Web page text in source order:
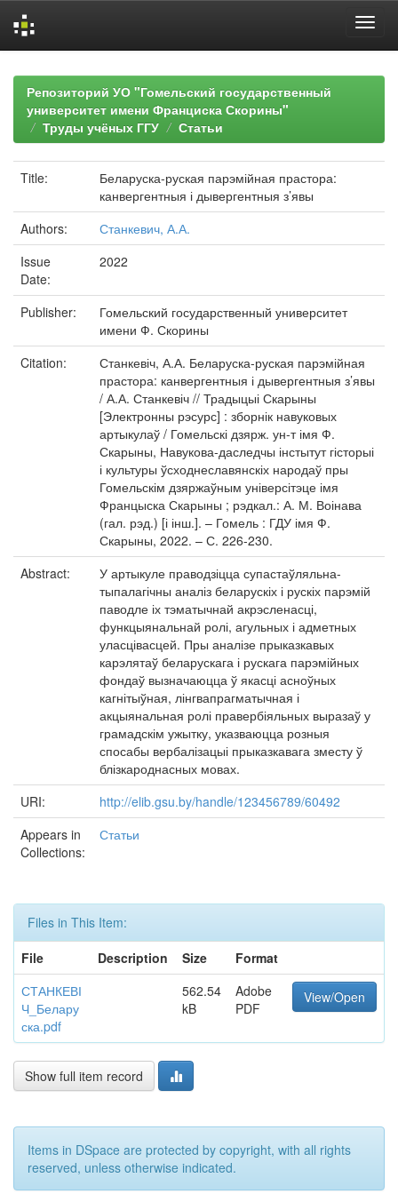
navigationРепозиторий УО "Гомельский государственный
университет имени Франциска Скорины"
Труды учёных ГГУ
Статьи
Title:
Беларуска-руская парэмійная прастора:
канвергентныя і дывергентныя з’явы
Authors:
Станкевич, А.А.
Issue
Date:
2022
Publisher:
Гомельский государственный университет
имени Ф. Скорины
Citation:
Станкевіч, А.А. Беларуска-руская парэмійная
прастора: канвергентныя і дывергентныя з’явы
/ А.А. Станкевіч // Традыцыі Скарыны
[Электронны рэсурс] : зборнік навуковых
артыкулаў / Гомельскі дзярж. ун-т імя Ф.
Скарыны, Навукова-даследчы інстытут гісторыі
і культуры ўсходнеславянскіх народаў пры
Гомельскім дзяржаўным універсітэце імя
Францыска Скарыны ; рэдкал.: А. М. Воінава
(гал. рэд.) [і інш.]. – Гомель : ГДУ імя Ф.
Скарыны, 2022. – С. 226-230.
Abstract:
У артыкуле праводзіцца супастаўляльна-
тыпалагічны аналіз беларускіх і рускіх парэмій
паводле іх тэматычнай акрэсленасці,
функцыянальнай ролі, агульных і адметных
уласцівасцей. Пры аналізе прыказкавых
карэлятаў беларускага і рускага парэмійных
фондаў вызначаюцца ў якасці асноўных
кагнітыўная, лінгвапрагматычная і
акцыянальная ролі правербіяльных выразаў у
грамадскім ужытку, указваюцца розныя
спосабы вербалізацыі прыказкавага зместу ў
блізкароднасных мовах.
URI:
http://elib.gsu.by/handle/123456789/60492
Appears in
Collections:
Статьи
Files in This Item:
File
Description Size
Format
СТАНКЕВІ
Ч_Белару
ска.pdf
562.54
kB
Adobe
PDF
View/Open
Show full item record
Items in DSpace are protected by copyright, with all rights
reserved, unless otherwise indicated.